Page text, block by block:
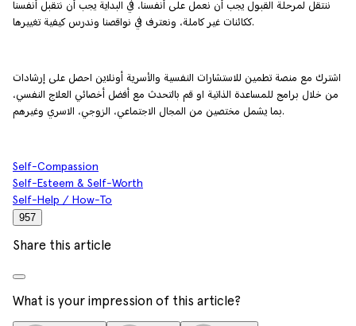
ننتقل لمرحلة القبول يجب أن نعمل على أنفسنا، في البداية يجب أن نتقبل أنفسنا
ككائنات غير كاملة، ونعترف في نواقصنا وندرس كيفية تغييرها.
اشترك مع منصة تطمين للاستشارات النفسية والأسرية أونلاين احصل على إرشادات
من خلال برامج للمساعدة الذاتية او قم بالتحدث مع أفضل أخصائي العلاج النفسي،
بما يشمل مختصين من المجال الاجتماعي، الزوجي، الاسري وغيرهم.
Self-Compassion
Self-Esteem & Self-Worth
Self-Help / How-To
957
Share this article
What is your impression of this article?